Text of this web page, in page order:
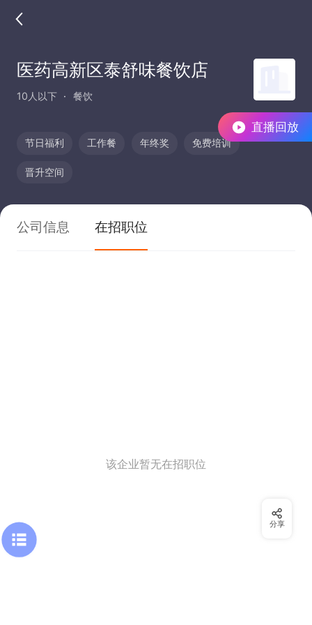
直播回放
医药高新区泰舒味餐饮店
10人以下 餐饮
节日福利 工作餐 年终奖 免费培训
晋升空间
公司信息 在招职位
该企业暂无在招职位
分享